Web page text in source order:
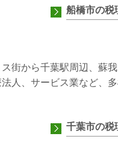
船橋市の税
街から千葉駅周辺、蘇
人、サービス業など、
千葉市の税